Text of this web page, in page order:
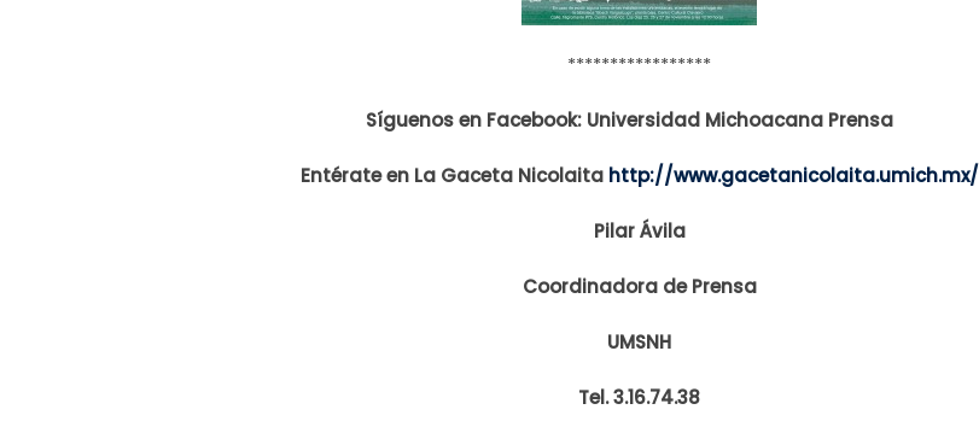
*****************
Síguenos en Facebook: Universidad Michoacana Prensa
Entérate en La Gaceta Nicolaita http://www.gacetanicolaita.umich.mx/
Pilar Ávila
Coordinadora de Prensa
UMSNH
Tel. 3.16.74.38